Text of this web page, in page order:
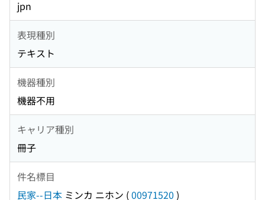
jpn
表現種別
テキスト
機器種別
機器不用
キャリア種別
冊子
件名標目
民家--日本 ミンカ ニホン (00971520 )